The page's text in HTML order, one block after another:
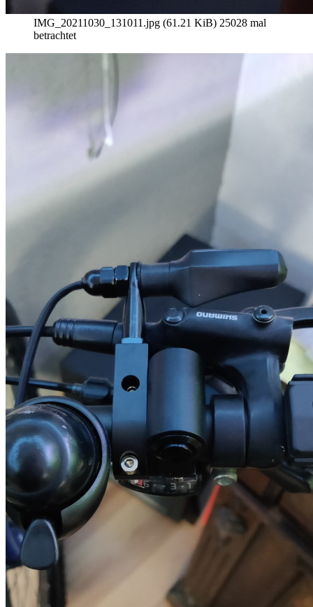
IMG_20211030_131011.jpg (61.21 KiB) 25028 mal
betrachtet